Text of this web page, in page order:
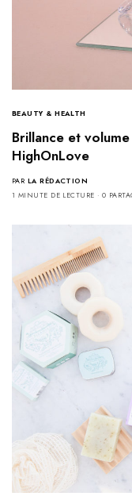
BEAUTY & HEALTH
Brillance et
HighOnLove
PAR LA RÉDACTION
1 MINUTE DE LECTURE
0